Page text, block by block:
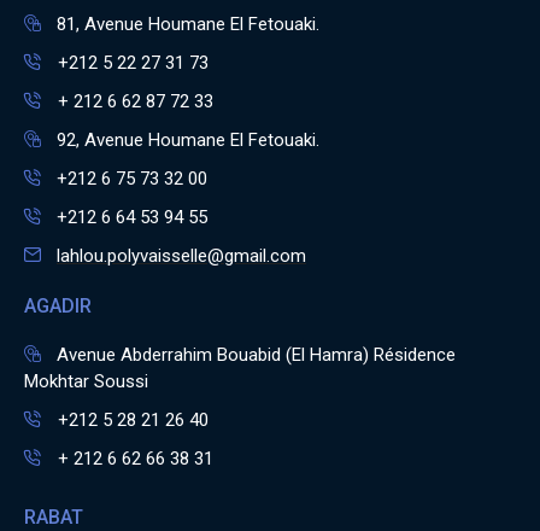
81, Avenue Houmane El Fetouaki.
+212 5 22 27 31 73
+ 212 6 62 87 72 33
92, Avenue Houmane El Fetouaki.
+212 6 75 73 32 00
+212 6 64 53 94 55
lahlou.polyvaisselle@gmail.com
AGADIR
Avenue Abderrahim Bouabid (El Hamra) Résidence
Mokhtar Soussi
+212 5 28 21 26 40
+ 212 6 62 66 38 31
RABAT